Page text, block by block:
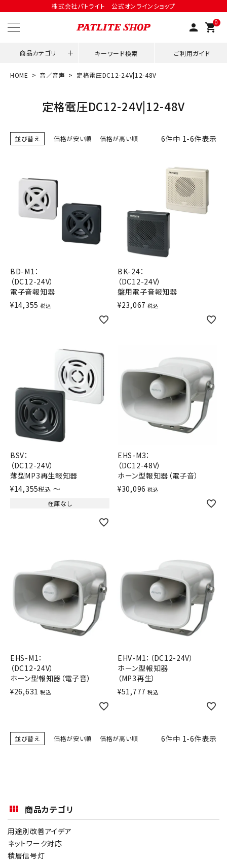
株式会社パトライト 公式オンラインショップ
person 0
shopping_cart
商品カテゴリ キーワード検索 ご利用ガイド
用途別改善アイデア
ネットワーク対応
流線型
LED照明
センサ機器
散光式警光灯
オプション
補修パーツ
パトライトカタログ
HOME 音／音声 定格電圧DC12-24V|12-48V
定格電圧DC12-24V|12-48V
並び替え 価格が安い順 価格が高い順 6件中 1-6件表示
BD-M1：
（DC12-24V）
電子音報知器
¥14,355 税込
BK-24：
（DC12-24V）
盤用電子音報知器
¥23,067 税込
BSV：
（DC12-24V）
薄型MP3再生報知器
¥14,355税込 〜
在庫なし
EHS-M3：
（DC12-48V）
ホーン型報知器（電子音）
¥30,096 税込
EHS-M1：
（DC12-24V）
ホーン型報知器（電子音）
¥26,631 税込
EHV-M1：（DC12-24V）
ホーン型報知器
（MP3再生）
¥51,777 税込
並び替え 価格が安い順 価格が高い順 6件中 1-6件表示
商品カテゴリ
用途別改善アイデア
ネットワーク対応
積層信号灯